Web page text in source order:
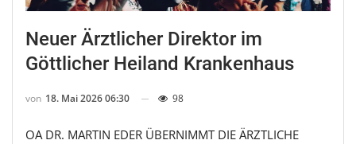
Neuer Ärztlicher Direktor im
Göttlicher Heiland Krankenhaus
von 18. Mai 2026 06:30 98
OA DR. MARTIN EDER ÜBERNIMMT DIE ÄRZTLICHE